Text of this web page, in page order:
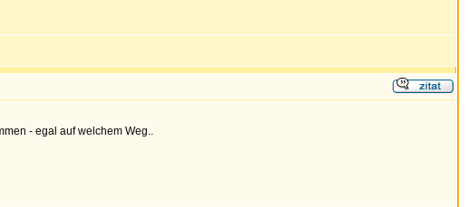
- egal auf welchem Weg..